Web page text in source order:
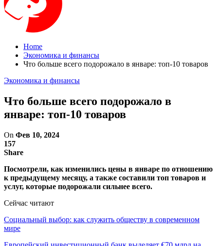
Home
Экономика и финансы
Что больше всего подорожало в январе: топ-10 товаров
Экономика и финансы
Что больше всего подорожало в
январе: топ-10 товаров
On Фев 10, 2024
157
Share
Посмотрели, как изменились цены в январе по отношению
к предыдущему месяцу, а также составили топ товаров и
услуг, которые подорожали сильнее всего.
Сейчас читают
Социальный выбор: как служить обществу в современном
мире